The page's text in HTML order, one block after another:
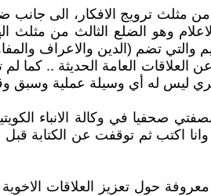
من مثلث ترويج الافكار، الى
وهو الضلع الثالث من مثلث
والتي تضم (الدين والاعراف
العلاقات العامة الحديثة ..
ليس له أي وسيلة عملية وسبق
في وكالة الانباء
اكتب ثم توقفت عن الكتابة قبل
حول تعزيز العلاقات